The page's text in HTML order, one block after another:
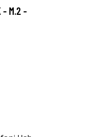
- M.2 -